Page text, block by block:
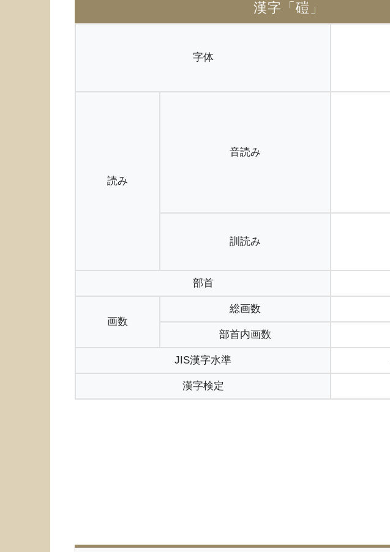
漢字「磑」
字体
読み
音読み
訓読み
部首
画数
総画数
部首内画数
JIS漢字水準
漢字検定